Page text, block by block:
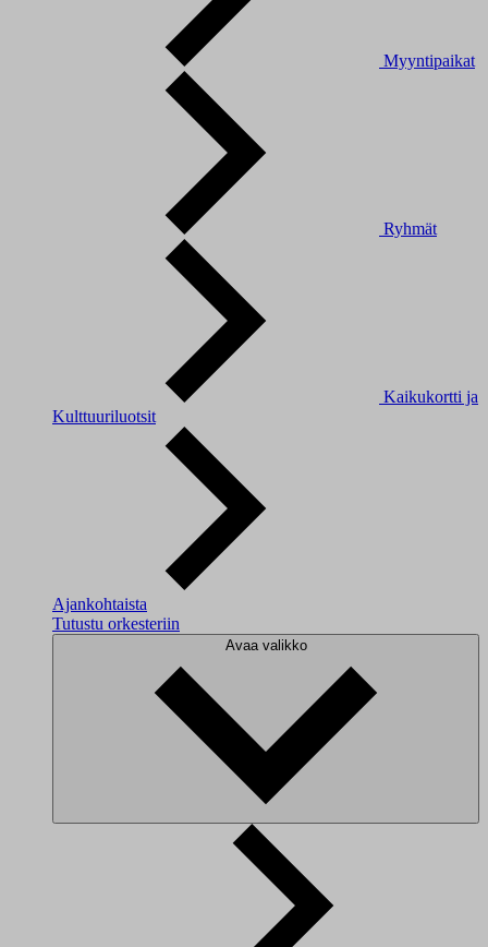
Myyntipaikat
Ryhmät
Kaikukortti ja
Kulttuuriluotsit
Ajankohtaista
Tutustu orkesteriin
Avaa valikko